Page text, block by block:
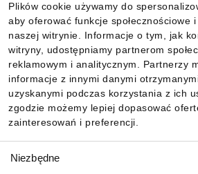
Plików cookie używamy do
aby oferować funkcje społecznościowe
naszej witrynie. Informacje o tym, jak
witryny, udostępniamy partnerom
reklamowym i analitycznym. Partnerzy
informacje z innymi danymi
uzyskanymi podczas korzystania z ich
zgodzie możemy lepiej dopasować
zainteresowań i preferencji.
zgody
Niezbędne
Informacje
Pobierz naszą aplikację